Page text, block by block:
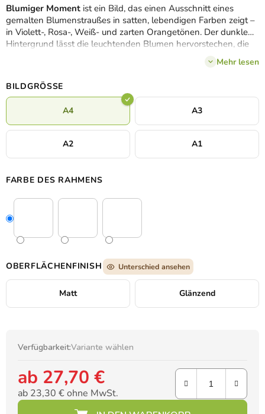
Blumiger Moment ist ein Bild, das einen Ausschnitt eines
gemalten Blumenstraußes in satten, lebendigen Farben zeigt –
in Violett-, Rosa-, Weiß- und zarten Orangetönen. Der dunkle
Hintergrund lässt die leuchtenden Blumen hervorstechen, die
wie ein eingefangener Moment voller Leben und Farben
wirken. Ideal für Räume, die belebt werden sollen – zum
Beispiel für das Wohnzimmer, den Flur oder das kreative
Arbeitszimmer.
Mehr lesen
BILDGRÖSSE
A4 A3
A2 A1
FARBE DES RAHMENS
OBERFLÄCHENFINISH Unterschied ansehen
Matt Glänzend
Verfügbarkeit:Variante wählen
ab 27,70 €
ab 23,30 €ohne MwSt.